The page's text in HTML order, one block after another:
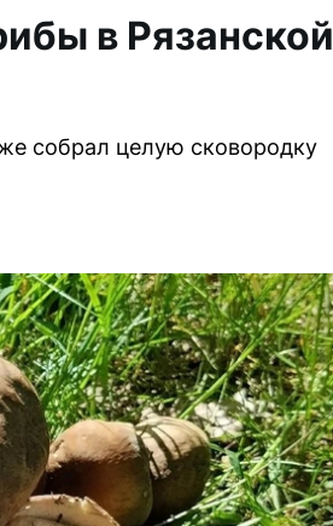
в Рязанской
собрал целую сковородку